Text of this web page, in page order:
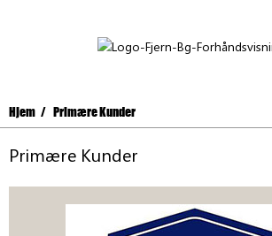
Hjem Primære Kunder
Primære Kunder